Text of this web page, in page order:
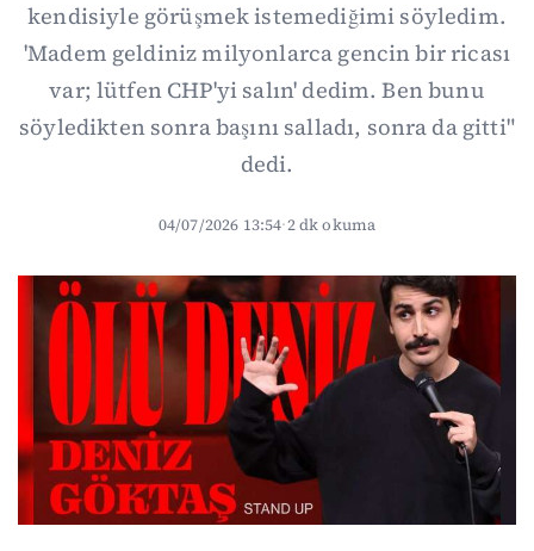
kendisiyle görüşmek istemediğimi söyledim.
'Madem geldiniz milyonlarca gencin bir ricası
var; lütfen CHP'yi salın' dedim. Ben bunu
söyledikten sonra başını salladı, sonra da gitti"
dedi.
04/07/2026 13:54·2 dk okuma